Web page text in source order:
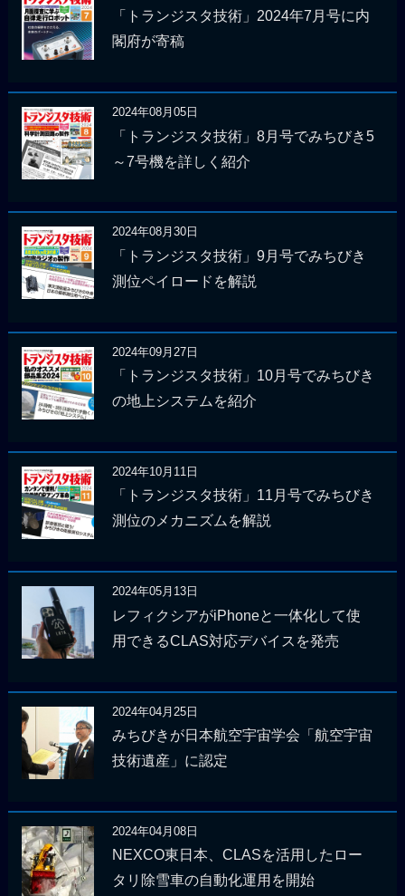
「トランジスタ技術」2024年7月号に内
閣府が寄稿
2024年08月05日
「トランジスタ技術」8月号でみちびき5
～7号機を詳しく紹介
2024年08月30日
「トランジスタ技術」9月号でみちびき
測位ペイロードを解説
2024年09月27日
「トランジスタ技術」10月号でみちびき
の地上システムを紹介
2024年10月11日
「トランジスタ技術」11月号でみちびき
測位のメカニズムを解説
2024年05月13日
レフィクシアがiPhoneと一体化して使
用できるCLAS対応デバイスを発売
2024年04月25日
みちびきが日本航空宇宙学会「航空宇宙
技術遺産」に認定
2024年04月08日
NEXCO東日本、CLASを活用したロー
タリ除雪車の自動化運用を開始